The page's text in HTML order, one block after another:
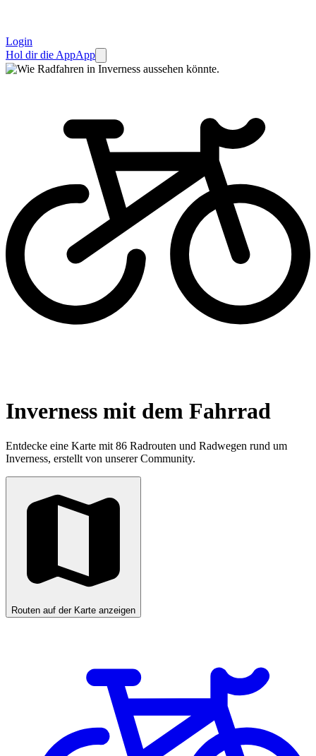
Login
Hol dir die AppApp
Inverness mit dem Fahrrad
Entdecke eine Karte mit 86 Radrouten und Radwegen rund um
Inverness, erstellt von unserer Community.
Routen auf der Karte anzeigen